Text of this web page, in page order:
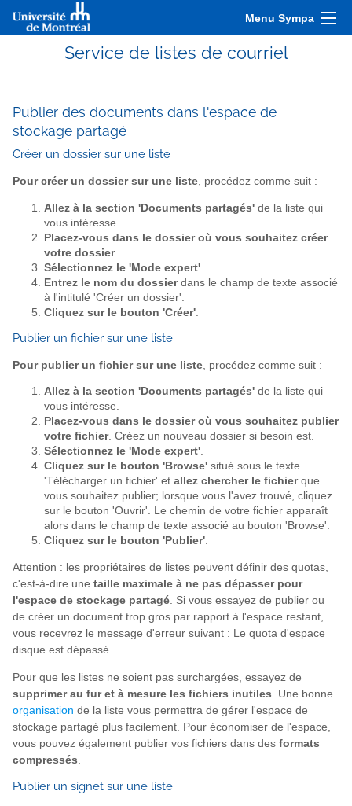
Menu Sympa
Service de listes de courriel
Publier des documents dans l'espace de
stockage partagé
Créer un dossier sur une liste
Pour créer un dossier sur une liste, procédez comme suit :
Allez à la section 'Documents partagés' de la liste qui
vous intéresse.
Placez-vous dans le dossier où vous souhaitez créer
votre dossier.
Sélectionnez le 'Mode expert'
Entrez le nom du dossierdans le champ de texte associé
à l'intitulé 'Créer un dossier'.
Cliquez sur le bouton 'Créer'
Publier un fichier sur une liste
Pour publier un fichier sur une liste , procédez comme suit :
Allez à la section 'Documents partagés' de la liste qui
vous intéresse.
Placez-vous dans le dossier où vous souhaitez publier
votre fichier. Créez un nouveau dossier si besoin est.
Sélectionnez le 'Mode expert'.
Cliquez sur le bouton 'Browse' situé sous le texte
'Télécharger un fichier' et allez chercher le fichierque
vous souhaitez publier; lorsque vous l'avez trouvé, cliquez
sur le bouton 'Ouvrir'. Le chemin de votre fichier apparaît
alors dans le champ de texte associé au bouton 'Browse'.
Cliquez sur le bouton 'Publier'.
Attention : les propriétaires de listes peuvent définir des quotas,
c'est-à-dire une taille maximale à ne pas dépasser pour
l'espace de stockage partagé. Si vous essayez de publier ou
de créer un document trop gros par rapport à l'espace restant,
vous recevrez le message d'erreur suivant : Le quota d'espace
disque est dépassé .
Pour que les listes ne soient pas surchargées, essayez de
supprimer au fur et à mesure les fichiers inutiles . Une bonne
organisation de la liste vous permettra de gérer l'espace de
stockage partagé plus facilement. Pour économiser de l'espace,
vous pouvez également publier vos fichiers dans des formats
compressés
Publier un signet sur une liste